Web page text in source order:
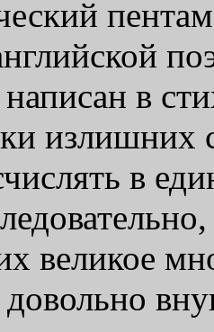
написан в
излишних
в
великое
довольно